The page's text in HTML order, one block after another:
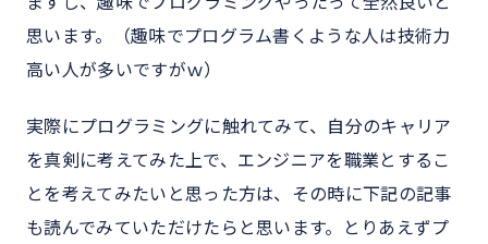
思います。（趣味でプログラム書くような人は技術力
高い人が多いですがｗ）
実際にプログラミングに触れてみて、自分のキャリア
を真剣に考えてみた上で、エンジニアを職業とするこ
とを考えてみたいと思った方は、その時に下記の記事
も読んでみていただけたらと思います。とりあえずプ